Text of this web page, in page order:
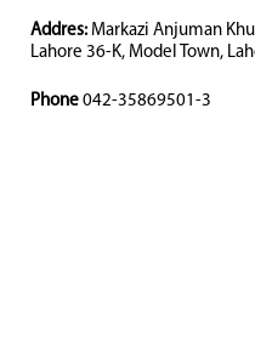
Addres: Markazi Anjuman
Lahore 36-K, Model Town,
Phone 042-35869501-3